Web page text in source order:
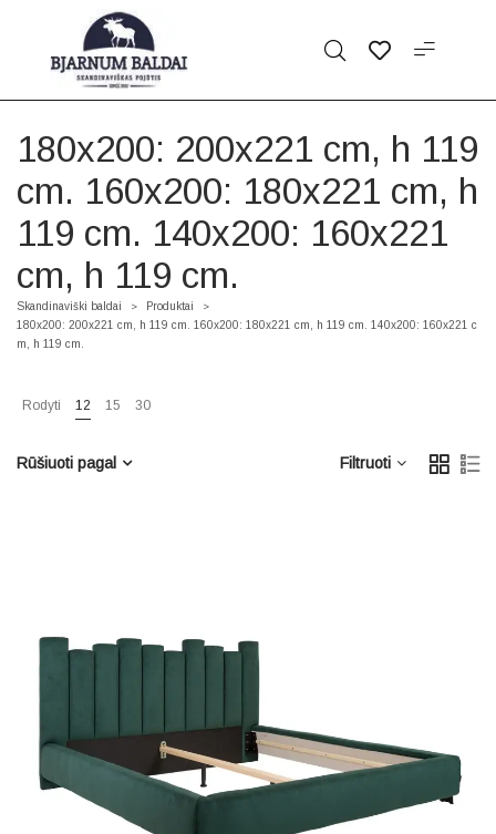
180x200: 200x221 cm, h 119
cm. 160x200: 180x221 cm, h
119 cm. 140x200: 160x221
cm, h 119 cm.
Skandinaviški baldai > Produktai >
180x200: 200x221 cm, h 119 cm. 160x200: 180x221 cm, h 119 cm. 140x200: 160x221 c
m, h 119 cm.
Rodyti 12 15 30
Filtruoti
Rūšiuoti pagal